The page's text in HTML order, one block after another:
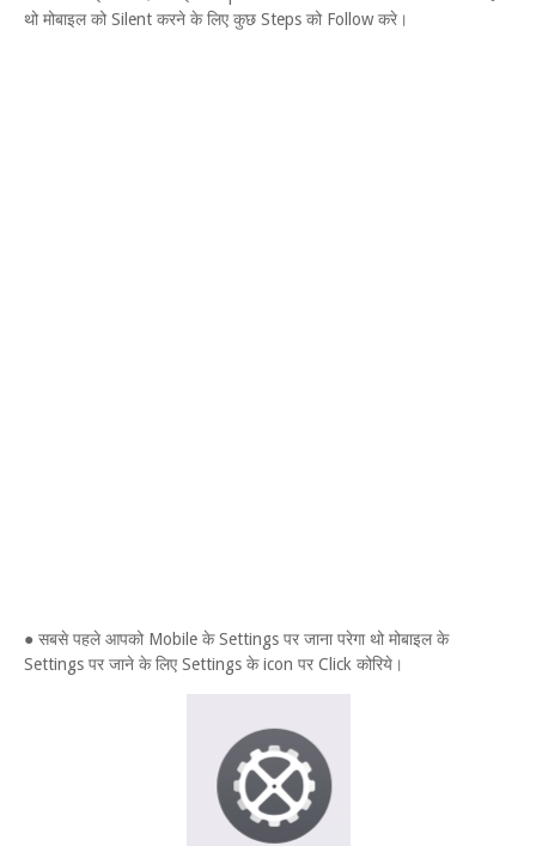
थो मोबाइल को Silent करने के लिए कुछ Steps को Follow करे।
● सबसे पहले आपको Mobile के Settings पर जाना परेगा थो मोबाइल के
Settings पर जाने के लिए Settings के icon पर Click कोरिये।